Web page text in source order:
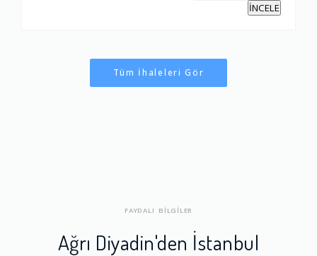
İNCELE
Tüm İhaleleri Gör
FAYDALI BİLGİLER
Ağrı Diyadin'den İstanbul